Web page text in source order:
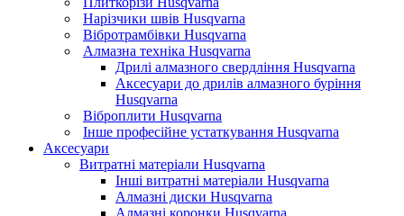
Нарізчики швів Husqvarna
Вібротрамбівки Husqvarna
Алмазна техніка Husqvarna
Дрилі алмазного свердління Husqvarna
Аксесуари до дрилів алмазного буріння
Husqvarna
Віброплити Husqvarna
Інше професійне устаткування Husqvarna
Аксесуари
Витратні матеріали Husqvarna
Інші витратні матеріали Husqvarna
Алмазні диски Husqvarna
Алмазні коронки Husqvarna